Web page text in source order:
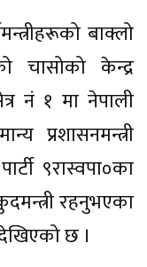
बाक्लो
चासोको केन्द्र
नं १ मा नेपाली
प्रशासनमन्त्री
९रास्वपा०का
रहनुभएका
छ ।